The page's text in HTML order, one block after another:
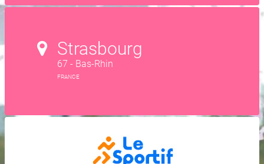
Strasbourg
67 - Bas-Rhin
FRANCE